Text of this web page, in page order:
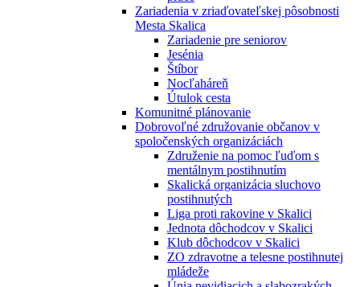
Zariadenia v zriaďovateľskej pôsobnosti
Mesta Skalica
Zariadenie pre seniorov
Jesénia
Štíbor
Nocľaháreň
Útulok cesta
Komunitné plánovanie
Dobrovoľné združovanie občanov v
spoločenských organizáciách
Združenie na pomoc ľuďom s
mentálnym postihnutím
Skalická organizácia sluchovo
postihnutých
Liga proti rakovine v Skalici
Jednota dôchodcov v Skalici
Klub dôchodcov v Skalici
ZO zdravotne a telesne postihnutej
mládeže